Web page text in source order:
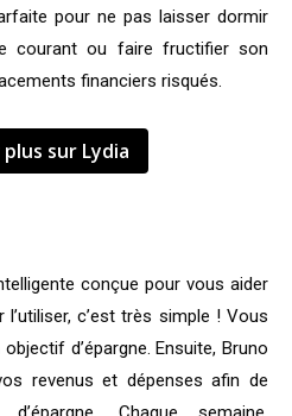
pour ne pas laisser dormir
courant ou faire fructifier son
financiers risqués.
plus sur Lydia
conçue pour vous aider
c’est très simple ! Vous
d’épargne. Ensuite, Bruno
revenus et dépenses afin de